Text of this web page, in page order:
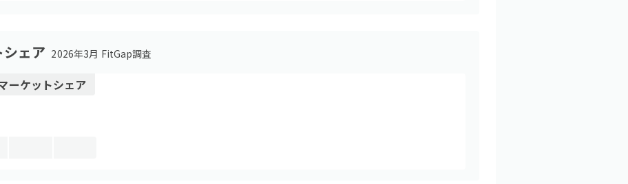
ェア 2026年3月 FitGap調査
ーケットシェア